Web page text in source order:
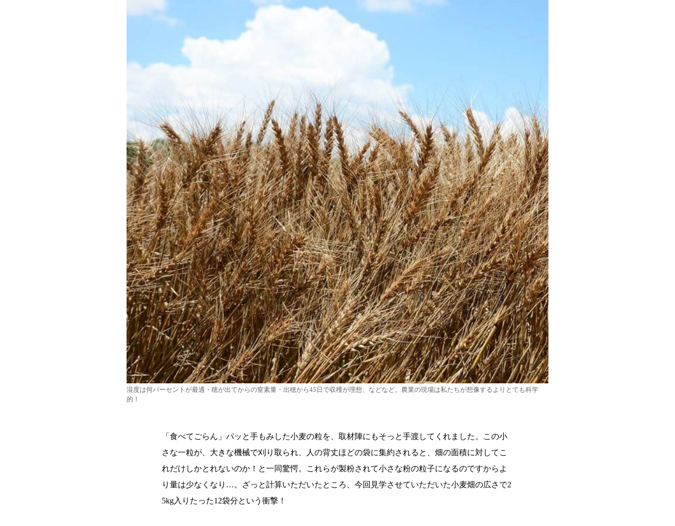
湿度は何パーセントが最適・穂が出てからの窒素量・出穂から45日で収穫が理想、などなど。農業の現場は私たちが想像するよりとても科学
的！
「食べてごらん」パッと手もみした小麦の粒を、取材陣にもそっと手渡してくれました。この小
さな一粒が、大きな機械で刈り取られ、人の背丈ほどの袋に集約されると、畑の面積に対してこ
れだけしかとれないのか！と一同驚愕。これらが製粉されて小さな粉の粒子になるのですからよ
り量は少なくなり…。ざっと計算いただいたところ、今回見学させていただいた小麦畑の広さで2
5kg入りたった12袋分という衝撃！